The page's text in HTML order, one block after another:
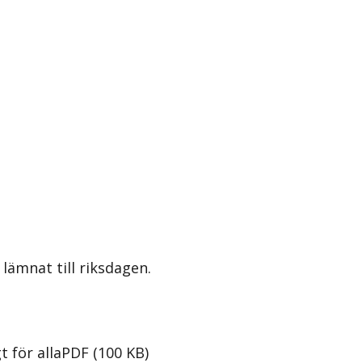
till riksdagen.
för allaPDF (100 KB)